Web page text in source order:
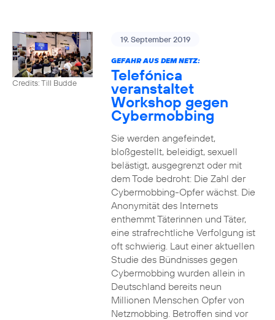
Credits: Till Budde
19. September 2019
GEFAHR AUS DEM NETZ:
Telefónica
veranstaltet
Workshop gegen
Cybermobbing
Sie werden angefeindet,
bloßgestellt, beleidigt, sexuell
belästigt, ausgegrenzt oder mit
dem Tode bedroht: Die Zahl der
Cybermobbing-Opfer wächst. Die
Anonymität des Internets
enthemmt Täterinnen und Täter,
eine strafrechtliche Verfolgung ist
oft schwierig. Laut einer aktuellen
Studie des Bündnisses gegen
Cybermobbing wurden allein in
Deutschland bereits neun
Millionen Menschen Opfer von
Netzmobbing. Betroffen sind vor